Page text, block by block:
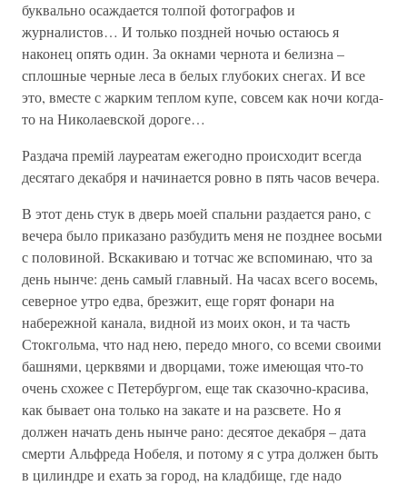
буквально осаждается толпой фотографов и
журналистов… И только поздней ночью остаюсь я
наконец опять один. За окнами чернота и 6елизна –
сплошные черные леса в белых глубоких снегах. И все
это, вместе с жарким теплом купе, совсем как ночи когда-
то на Николаевской дороге…
Раздача премій лауреатам ежегодно происходит всегда
десятаго декабря и начинается ровно в пять часов вечера.
В этот день стук в дверь моей спальни раздается рано, с
вечера было приказано разбудить меня не позднее восьми
с половиной. Вскакиваю и тотчас же вспоминаю, что за
день нынче: день самый главный. На часах всего восемь,
северное утро едва, брезжит, еще горят фонари на
набережной канала, видной из моих окон, и та часть
Стокгольма, что над нею, передо много, со всеми своими
башнями, церквями и дворцами, тоже имеющая что-то
очень схожее с Петербургом, еще так сказочно-красива,
как бывает она только на закате и на разсвете. Но я
должен начать день нынче рано: десятое декабря – дата
смерти Альфреда Нобеля, и потому я с утра должен быть
в цилиндре и ехать за город, на кладбище, где надо